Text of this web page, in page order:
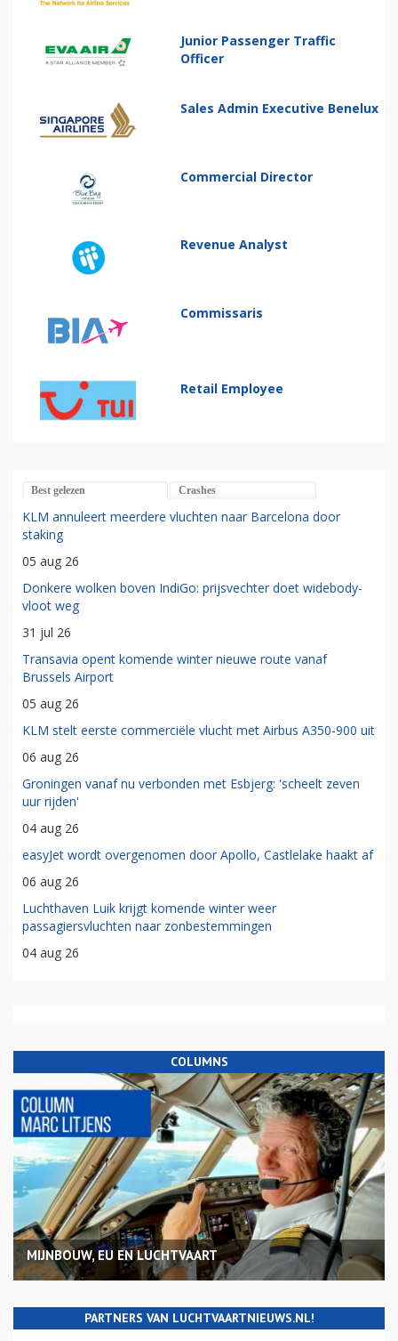
Junior Passenger Traffic
Officer
Sales Admin Executive Benelux
Commercial Director
Revenue Analyst
Commissaris
Retail Employee
Best gelezen Crashes
KLM annuleert meerdere vluchten naar Barcelona door
staking
05 aug 26
Donkere wolken boven IndiGo: prijsvechter doet widebody-
vloot weg
31 jul 26
Transavia opent komende winter nieuwe route vanaf
Brussels Airport
05 aug 26
KLM stelt eerste commerciële vlucht met Airbus A350-900 uit
06 aug 26
Groningen vanaf nu verbonden met Esbjerg: 'scheelt zeven
uur rijden'
04 aug 26
easyJet wordt overgenomen door Apollo, Castlelake haakt af
06 aug 26
Luchthaven Luik krijgt komende winter weer
passagiersvluchten naar zonbestemmingen
04 aug 26
COLUMNS
MIJNBOUW, EU EN LUCHTVAART
PARTNERS VAN LUCHTVAARTNIEUWS.NL!